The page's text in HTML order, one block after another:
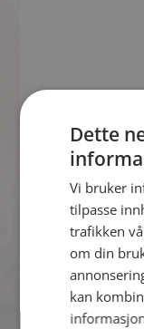
Dette
Vi bruker
tilpasse
trafikken
om din
kan